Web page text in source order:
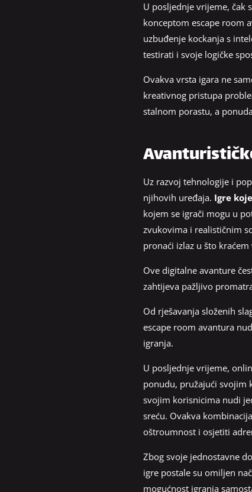
U posljednje vrijeme, čak
konceptom escape room
uzbuđenje kockanja s
testirati i svoje logičke
Ovakva vrsta igara ne
kreativnog pristupa
stalnom porastu, a
Uz razvoj tehnologije i
njihovih uređaja. Igre
kojem se igrači mogu u
zvukovima i realističnim
pronaći izlaz u što
Ove digitalne avanture
zahtijeva pažljivo
Od rješavanja složenih
escape room avantura
igranja.
U posljednje vrijeme,
ponudu, pružajući svojim
svojim korisnicima nudi
sreću. Ovakva
oštroumnost i osjetiti
Zbog svoje jednostavne
igre postale su omiljen
mogućnost igranja